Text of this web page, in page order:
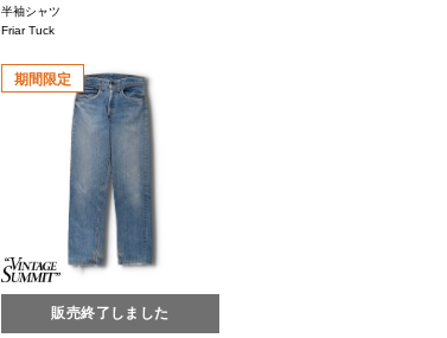
半袖シャツ
Friar Tuck
期間限定
販売終了しました